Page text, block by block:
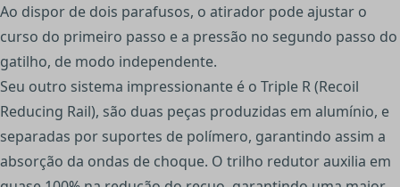
Ao dispor de dois parafusos, o atirador pode ajustar o
curso do primeiro passo e a pressão no segundo passo do
gatilho, de modo independente.
Seu outro sistema impressionante é o Triple R (Recoil
Reducing Rail), são duas peças produzidas em alumínio, e
separadas por suportes de polímero, garantindo assim a
absorção da ondas de choque. O trilho redutor auxilia em